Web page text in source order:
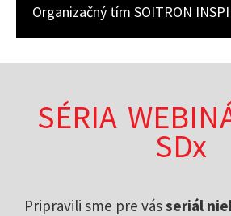
Organizačný tím SOITRON
SÉRIA
SDx
Pripravili sme pre vásseriál